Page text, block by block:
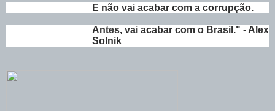
E não vai acabar com a corrupção.
Antes, vai acabar com o Brasil." - Alex
Solnik